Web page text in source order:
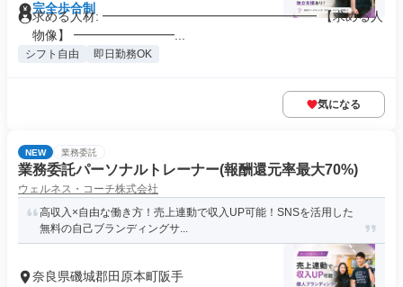
完全歩合制
求める人材: ━━━━━━━━━━━━━━━━━ 【求める人
物像】 ━━━━━━━━...
シフト自由 即日勤務OK
気になる
NEW 業務委託
業務委託パーソナルトレーナー(報酬還元率最大70%)
ウェルネス・コーチ株式会社
高収入×自由な働き方！売上連動で収入UP可能！SNSを活用した
無料の自己ブランディングサ...
奈良県磯城郡田原本町阪手